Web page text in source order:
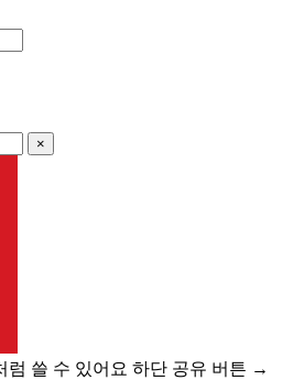
×
럼 쓸 수 있어요 하단 공유 버튼 →